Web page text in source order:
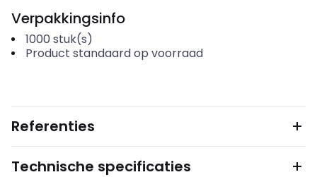
Verpakkingsinfo
1000 stuk(s)
Product standaard op voorraad
Referenties
Technische specificaties